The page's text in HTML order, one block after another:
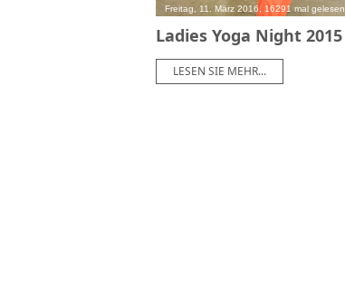
Freitag, 11. März 2016, 16291 mal gelesen
Ladies Yoga Night 2015
LESEN SIE MEHR...